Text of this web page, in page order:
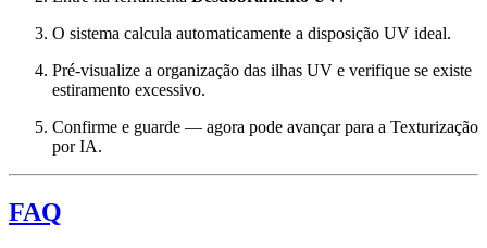
O sistema calcula automaticamente a disposição UV ideal.
Pré-visualize a organização das ilhas UV e verifique se existe
estiramento excessivo.
Confirme e guarde — agora pode avançar para a Texturização
por IA.
FAQ